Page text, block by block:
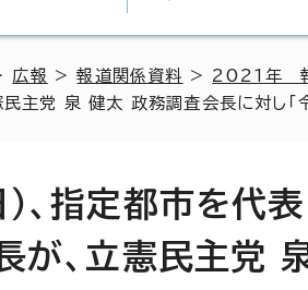
広報 >報道関係資料 > 2021年
主党 泉 健太 政務調査会長に対し「
、指定都市を代
が、立憲民主党